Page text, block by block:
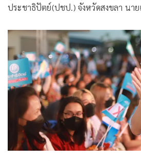
ประชาธิปัตย์(ปชป.) จังหวัดสงขลา นา
พรรค นายนิพนธ์ บุญญามณี รัฐมนตรีช่ว
มหาดไทย ในฐานะรองหัวหน้าพรรค แ
เลขาธิการพรรค ร่วม